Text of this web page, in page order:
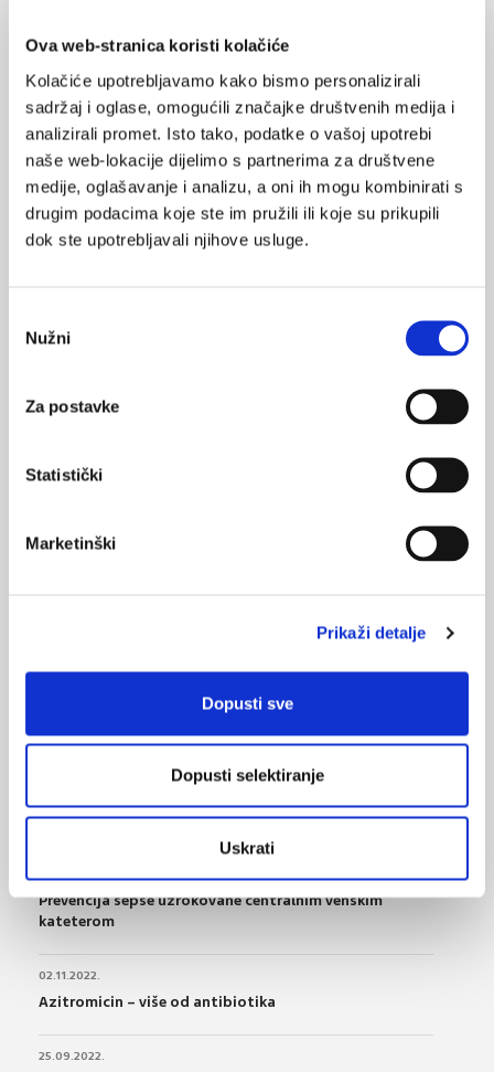
Ova web-stranica koristi kolačiće
Kolačiće upotrebljavamo kako bismo personalizirali
sadržaj i oglase, omogućili značajke društvenih medija i
analizirali promet. Isto tako, podatke o vašoj upotrebi
naše web-lokacije dijelimo s partnerima za društvene
medije, oglašavanje i analizu, a oni ih mogu kombinirati s
drugim podacima koje ste im pružili ili koje su prikupili
dok ste upotrebljavali njihove usluge.
pristanka
Nužni
Za postavke
Statistički
Marketinški
Prikaži detalje
Dopusti sve
Dopusti selektiranje
Uskrati
Literatura
Tita A, Carlo W, McClure E, et al. Azithromycin to Prevent
Sepsis or Death in Women Planning a Vaginal Birth.
N Engl
J Med. 2023;388:xxx-
xxx. www.nejm.org/doi/full/10.1056/NEJMoa2212111
Maternal infections in Health Facilities. World Health
Organization.https://www.who.int/news/item/27-04-
2020-maternal-infections-in-health-facilities
and National Sepsis Incidence and Mortality, 1990-2017:
The
sepsa
SVIĐA
1
VEZANI SADRŽAJ >
<
Azitromicin za prevenciju smrtnosti u afričke djece
Prevencija sepse uzrokovane centralnim venskim
kateterom
02.11.2022.
Azitromicin – više od antibiotika
25.09.2022.